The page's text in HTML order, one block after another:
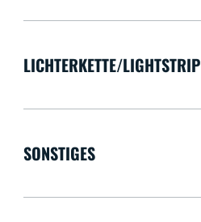
LICHTERKETTE/LIGHTSTRIP
SONSTIGES